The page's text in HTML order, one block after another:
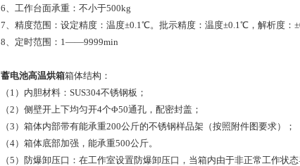
6、工作台面承重：不小于500kg
7、精度范围：设定精度：温度±0.1℃。批示精度：温度±0.1℃，解析度：
8、定时范围：1——9999min
蓄电池高温烘箱箱体结构：
（1）内胆材料：SUS304不锈钢板；
（2）侧壁开上下均匀开4个Φ50通孔，配密封盖；
（3）箱体内部带有能承重200公斤的不锈钢样品架（按照附件图要求）；
（4）箱体底部加强，能承重500公斤。
（5）防爆卸压口：在工作室设置防爆卸压口，当箱内由于非正常工作状